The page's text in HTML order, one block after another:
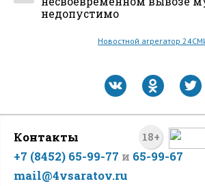
недопустимо
Новостной агрегатор
18+
Контакты
+7 (8452) 65-99-77 и 65-99-67
mail@4vsaratov.ru